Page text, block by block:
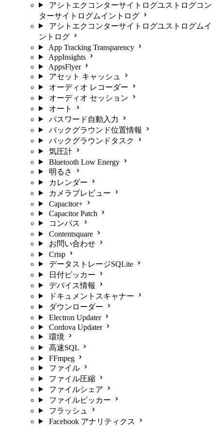
アシトエクコンターサイトログユストログコン
ターサイトログムイントログ
アシトエクコンターサイトログユストログムイ
ントログ
App Tracking Transparency
AppInsights
AppsFlyer
アセット キャッシュ
オーディオ レコーダー
オーディオ セッション
オート
パスワード自動入力
バックグラウンド位置情報
バックグラウンドタスク
気圧計
Bluetooth Low Energy
明るさ
カレンダー
カメラプレビュー
Capacitor+
Capacitor Patch
コンパス
Contentsquare
お問い合わせ
Crisp
データストレージSQLite
日付ピッカー
デバイス情報
ドキュメントスキャナー
ダウンローダー
Electron Updater
Cordova Updater
環境
高速SQL
FFmpeg
ファイル
ファイル圧縮
ファイルシェア
ファイルピッカー
フラッシュ
Facebook アナリティクス